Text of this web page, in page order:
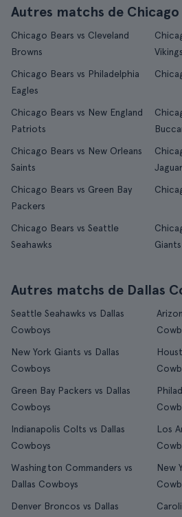
Autres matchs de Chicago
Chicago Bears vs Cleveland
Browns
Vikings
Chicago Bears vs Philadelphia
Eagles
Chicago Bears vs New England
Patriots
Chicago Bears vs New Orleans
Saints
Chicago Bears vs Green Bay
Packers
Chicago Bears vs Seattle
Seahawks
Giants
Autres matchs de Dallas
Seattle Seahawks vs Dallas
Cowboys
New York Giants vs Dallas
Cowboys
Green Bay Packers vs Dallas
Cowboys
Indianapolis Colts vs Dallas
Cowboys
Los
Washington Commanders vs
Dallas Cowboys
New
Denver Broncos vs Dallas